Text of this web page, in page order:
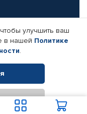
компании
защищены.
Автопрофи.
улучшить ваш
в нашей Политике
.
В корзину